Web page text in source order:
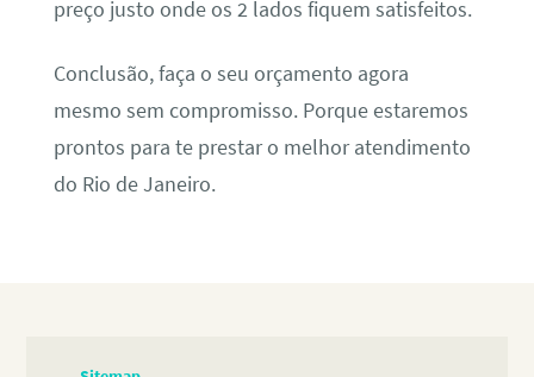
preço justo onde os 2 lados fiquem satisfeitos.
Conclusão, faça o seu orçamento agora
mesmo sem compromisso. Porque estaremos
prontos para te prestar o melhor atendimento
do Rio de Janeiro.